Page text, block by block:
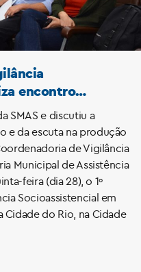
encontro
Geral da Cidade
SMAS e discutiu a
e da escuta na produção
de Vigilância
Municipal de Assistência
feira (dia 28), o 1º
Socioassistencial em
Cidade do Rio, na Cidade